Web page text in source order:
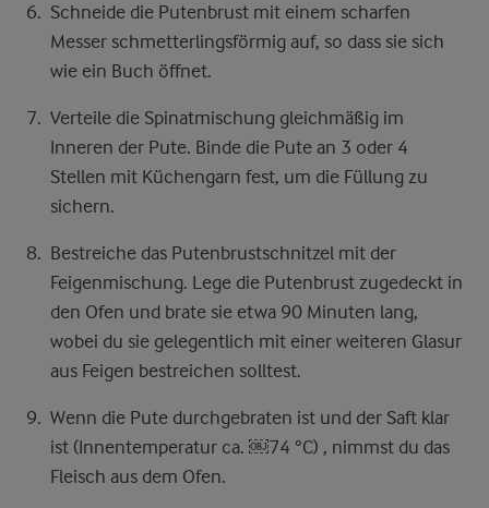
Schneide die Putenbrust mit einem scharfen
Messer schmetterlingsförmig auf, so dass sie sich
wie ein Buch öffnet.
Verteile die Spinatmischung gleichmäßig im
Inneren der Pute. Binde die Pute an 3 oder 4
Stellen mit Küchengarn fest, um die Füllung zu
sichern.
Bestreiche das Putenbrustschnitzel mit der
Feigenmischung. Lege die Putenbrust zugedeckt in
den Ofen und brate sie etwa 90 Minuten lang,
wobei du sie gelegentlich mit einer weiteren Glasur
aus Feigen bestreichen solltest.
Wenn die Pute durchgebraten ist und der Saft klar
ist (Innentemperatur ca. ​￼​74 °C) , nimmst du das
Fleisch aus dem Ofen.